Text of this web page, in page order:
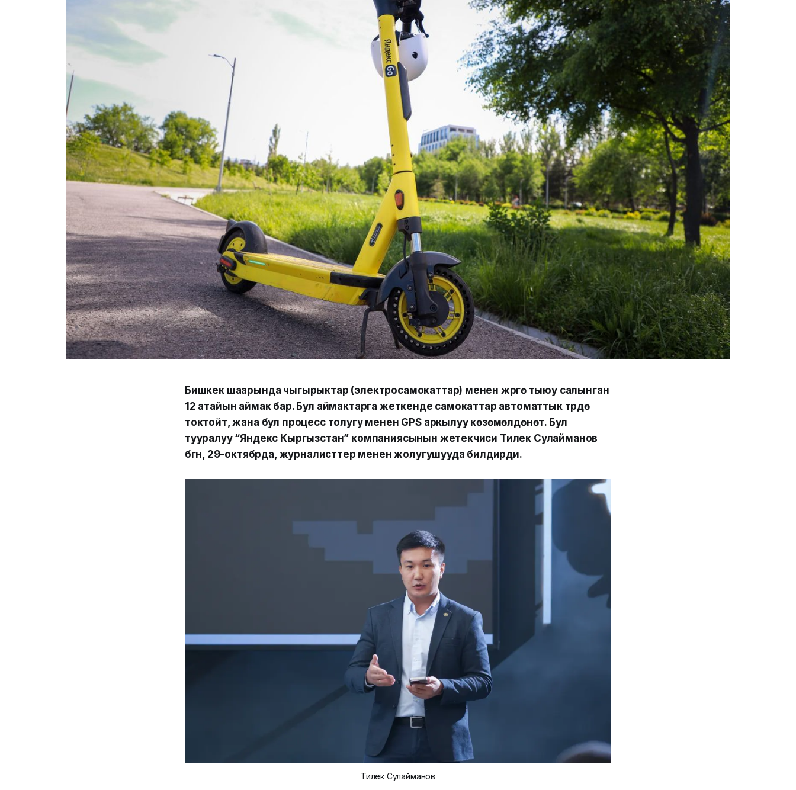
Бишкек шаарында чыгырыктар (электросамокаттар) менен жүрүүгө тыюу салынган
12 атайын аймак бар. Бул аймактарга жеткенде самокаттар автоматтык түрдө
токтойт, жана бул процесс толугу менен GPS аркылуу көзөмөлдөнөт. Бул
тууралуу “Яндекс Кыргызстан” компаниясынын жетекчиси Тилек Сулайманов
бүгүн, 29-октябрда, журналисттер менен жолугушууда билдирди.
Тилек Сулайманов